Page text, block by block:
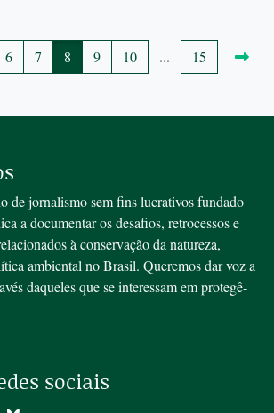
6 7 8 9 10 ... 15
de jornalismo sem fins lucrativos fundado
a documentar os desafios, retrocessos e
à conservação da natureza,
ambiental no Brasil. Queremos dar voz a
daqueles que se interessam em protegê-
sociais